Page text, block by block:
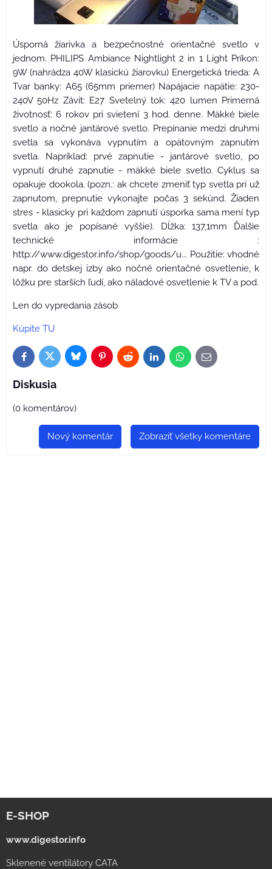
Úsporná žiarivka a bezpečnostné orientačné svetlo v
jednom. PHILIPS Ambiance Nightlight 2 in 1 Light Príkon:
9W (nahrádza 40W klasickú žiarovku) Energetická trieda: A
Tvar banky: A65 (65mm priemer) Napájacie napätie: 230-
240V 50Hz Závit: E27 Svetelný tok: 420 lumen Primerná
životnosť: 6 rokov pri svietení 3 hod. denne. Mäkké biele
svetlo a nočné jantárové svetlo. Prepínanie medzi druhmi
svetla sa vykonáva vypnutím a opätovným zapnutím
svetla. Napríklad: prvé zapnutie - jantárové svetlo, po
vypnutí druhé zapnutie - mäkké biele svetlo. Cyklus sa
opakuje dookola. (pozn.: ak chcete zmeniť typ svetla pri už
zapnutom, prepnutie vykonajte počas 3 sekúnd. Žiaden
stres - klasicky pri každom zapnutí úsporka sama mení typ
svetla ako je popísané vyššie). Dĺžka: 137,1mm Ďalšie
technické informácie :
http://www.digestor.info/shop/goods/u... Použitie: vhodné
napr. do detskej izby ako nočné orientačné osvetlenie, k
lôžku pre starších ľudí, ako náladové osvetlenie k TV a pod.
Len do vypredania zásob
Kúpite TU
FacebookTwitterBlueskyPinterestReddit LinkedInWhatsApp
E-
mail
Diskusia
(0 komentárov)
Zobraziť všetky komentáre
Nový komentár
E-SHOP
www.digestor.info
Sklenené ventilátory CATA